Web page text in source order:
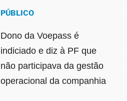
PÚBLICO
Dono da Voepass é
indiciado e diz à PF que
não participava da gestão
operacional da companhia